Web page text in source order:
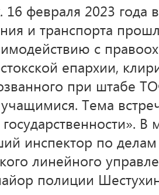
. 16 февраля 2023 года
и транспорта
с
епархии,
при штабе
Тема
инспектор по
линейного
полиции